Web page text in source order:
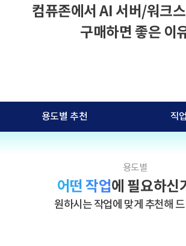
컴퓨존에서 AI 서버/워크
구매하면 좋은 이
용도별 추천 직
용도별
어떤 작업에 필요하신
원하시는 작업에 맞게 추천해